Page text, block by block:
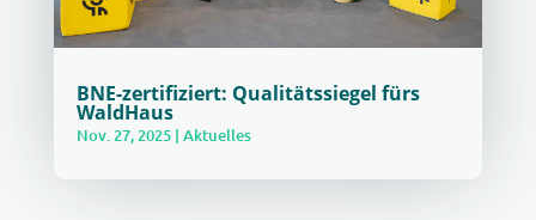
BNE-zertifiziert: Qualitätssiegel fürs
WaldHaus
Nov. 27, 2025| Aktuelles